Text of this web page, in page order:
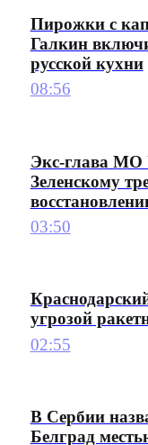
Пирожки с
Галкин
русской кухни
08:56
Экс-глава МО
Зеленскому
03:50
угрозой
02:55
В Сербии
Белград